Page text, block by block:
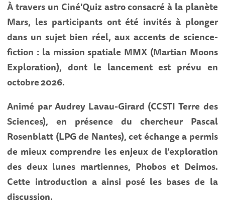
À travers un Ciné'Quiz astro consacré à la planète
Mars, les participants ont été invités à plonger
dans un sujet bien réel, aux accents de science-
fiction : la mission spatiale MMX (Martian Moons
Exploration), dont le lancement est prévu en
octobre 2026.
Animé par Audrey Lavau-Girard (CCSTI Terre des
Sciences), en présence du chercheur Pascal
Rosenblatt (LPG de Nantes), cet échange a permis
de mieux comprendre les enjeux de l’exploration
des deux lunes martiennes, Phobos et Deimos.
Cette introduction a ainsi posé les bases de la
discussion.